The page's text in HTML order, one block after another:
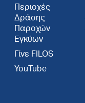
Περιοχές
Δράσης
Παροχών
Εγκύων
Γίνε FILOS
YouTube